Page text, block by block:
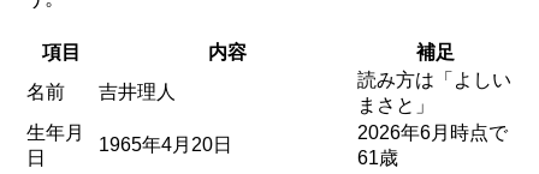
項目 内容
補足
名前
吉井理人
読み方は「よしい
まさと」
生年月
日
1965年4月20日
2026年6月時点で
61歳